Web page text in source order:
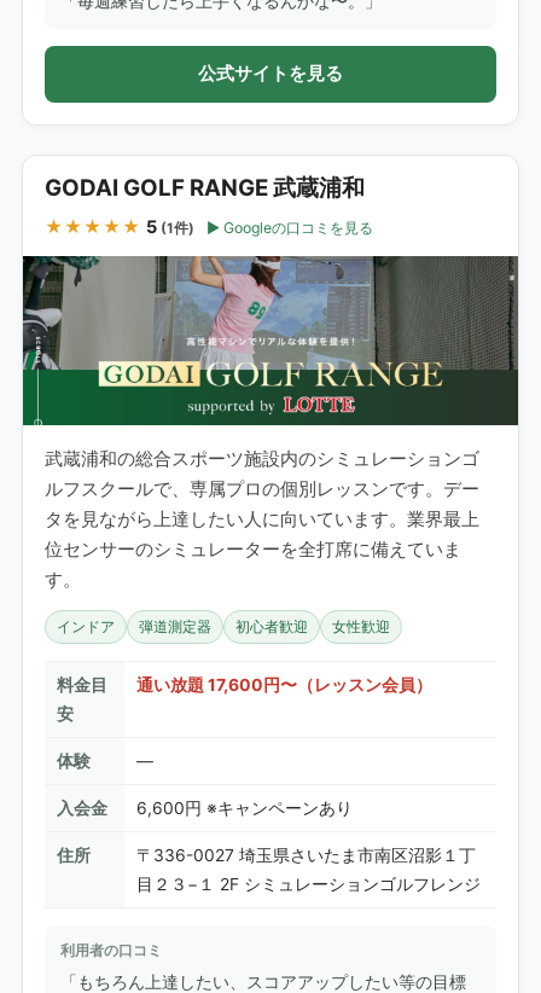
公式サイトを見る
GODAI GOLF RANGE 武蔵浦和
★★★★★ 5 (1件) Googleの口コミを見る
武蔵浦和の総合スポーツ施設内のシミュレーションゴ
ルフスクールで、専属プロの個別レッスンです。デー
タを見ながら上達したい人に向いています。業界最上
位センサーのシミュレーターを全打席に備えていま
す。
インドア 弾道測定器 初心者歓迎 女性歓迎
料金目
安
通い放題 17,600円〜（レッスン会員）
体験 —
入会金 6,600円 ※キャンペーンあり
住所
〒336-0027 埼玉県さいたま市南区沼影１丁
目２３−１ 2F シミュレーションゴルフレンジ
利用者の口コミ
「もちろん上達したい、スコアアップしたい等の目標